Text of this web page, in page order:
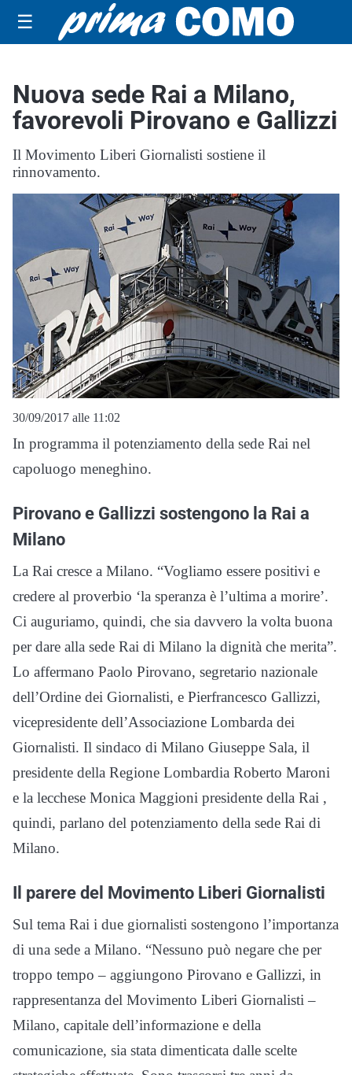
☰
Nuova sede Rai a Milano,
favorevoli Pirovano e Gallizzi
Il Movimento Liberi Giornalisti sostiene il
rinnovamento.
30/09/2017 alle 11:02
In programma il potenziamento della sede Rai nel
capoluogo meneghino.
Pirovano e Gallizzi sostengono la Rai a
Milano
La Rai cresce a Milano. “Vogliamo essere positivi e
credere al proverbio ‘la speranza è l’ultima a morire’.
Ci auguriamo, quindi, che sia davvero la volta buona
per dare alla sede Rai di Milano la dignità che merita”.
Lo affermano Paolo Pirovano, segretario nazionale
dell’Ordine dei Giornalisti, e Pierfrancesco Gallizzi,
vicepresidente dell’Associazione Lombarda dei
Giornalisti. Il sindaco di Milano Giuseppe Sala, il
presidente della Regione Lombardia Roberto Maroni
e la lecchese Monica Maggioni presidente della Rai ,
quindi, parlano del potenziamento della sede Rai di
Milano.
Il parere del Movimento Liberi Giornalisti
Sul tema Rai i due giornalisti sostengono l’importanza
di una sede a Milano. “Nessuno può negare che per
troppo tempo – aggiungono Pirovano e Gallizzi, in
rappresentanza del Movimento Liberi Giornalisti –
Milano, capitale dell’informazione e della
comunicazione, sia stata dimenticata dalle scelte